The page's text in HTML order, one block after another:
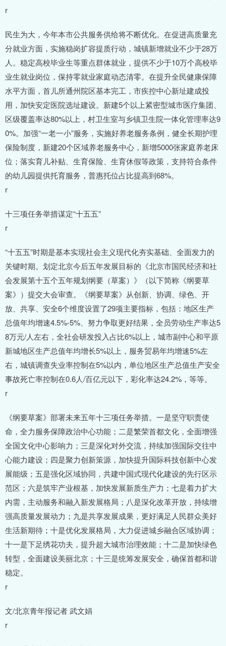
r
民生为大，今年本市公共服务供给将不断优化。在促进高质量充
分就业方面，实施稳岗扩容提质行动，城镇新增就业不少于28万
人。稳定高校毕业生等重点群体就业，提供不少于10万个高校毕
业生就业岗位，保持零就业家庭动态清零。在提升全民健康保障
水平方面，首儿所通州院区基本完工，市疾控中心新址建成投
用，加快安定医院选址建设。新建5个以上紧密型城市医疗集团、
区级覆盖率达80%以上，村卫生室与乡镇卫生院一体化管理率达9
0%。加强“一老一小”服务，实施好养老服务条例，健全长期护理
保险制度，新建20个区域养老服务中心，新增5000张家庭养老床
位；落实育儿补贴、生育保险、生育休假等政策，支持符合条件
的幼儿园提供托育服务，普惠托位占比提高到68%。
r
十三项任务举措谋定“十五五”
r
“十五五”时期是基本实现社会主义现代化夯实基础、全面发力的
关键时期。划定北京今后五年发展目标的《北京市国民经济和社
会发展第十五个五年规划纲要（草案）》（以下简称《纲要草
案》）提交大会审查。《纲要草案》从创新、协调、绿色、开
放、共享、安全6个维度设置了29项主要指标，包括：地区生产
总值年均增速4.5%-5%、努力争取更好结果，全员劳动生产率达5
8万元/人左右，全社会研发投入占比6%以上，城市副中心和平原
新城地区生产总值年均增长5%以上，服务贸易年均增速5%左
右，城镇调查失业率控制在5%以内，单位地区生产总值生产安全
事故死亡率控制在0.6人/百亿元以下，彩化率达24.2%，等等。
r
《纲要草案》部署未来五年十三项任务举措。一是坚守职责使
命，全力服务保障政治中心功能；二是繁荣首都文化，全面增强
全国文化中心影响力；三是深化对外交流，持续加强国际交往中
心能力建设；四是聚力创新策源，加快提升国际科技创新中心发
展能级；五是强化区域协同，共建中国式现代化建设的先行区示
范区；六是筑牢产业根基，加快发展新质生产力；七是着力扩大
内需，主动服务和融入新发展格局；八是深化改革开放，持续增
强高质量发展动力；九是共享发展成果，更好满足人民群众美好
生活新期待；十是优化发展格局，大力促进城乡融合区域协调；
十一是下足绣花功夫，提升超大城市治理效能；十二是加快绿色
转型，全面建设美丽北京；十三是统筹发展安全，确保首都和谐
稳定。
r
文/北京青年报记者 武文娟
r